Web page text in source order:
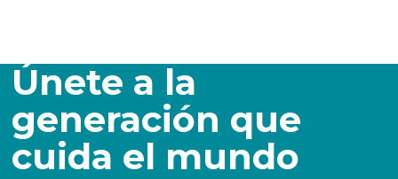
Únete a la
generación que
cuida el mundo